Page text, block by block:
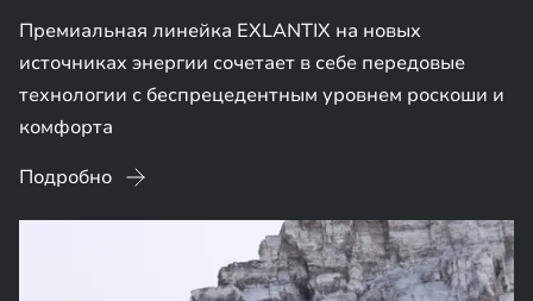
Премиальная линейка EXLANTIX на новых
источниках энергии сочетает в себе передовые
технологии с беспрецедентным уровнем роскоши и
комфорта
Подробно